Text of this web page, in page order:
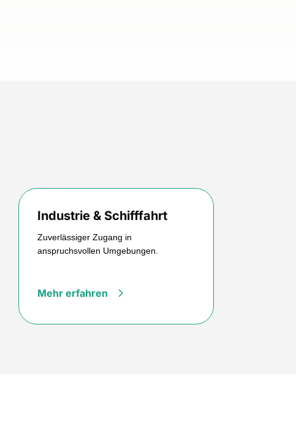
Industrie & Schifffahrt
Zuverlässiger Zugang in
anspruchsvollen Umgebungen.
Mehr erfahren